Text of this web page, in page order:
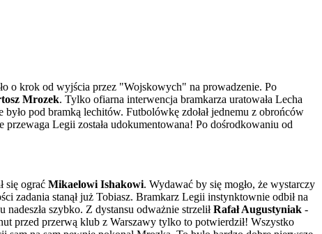
o krok od wyjścia przez "Wojskowych" na prowadzenie. Po
Mrozek. Tylko ofiarna interwencja bramkarza uratowała Lecha
pod bramką lechitów. Futbolówkę zdołał jednemu z obrońców
przewaga Legii została udokumentowana! Po dośrodkowaniu od
się ograć Mikaelowi Ishakowi. Wydawać by się mogło, że wystarczy
zadania stanął już Tobiasz. Bramkarz Legii instynktownie odbił na
szybko. Z dystansu odważnie strzeliłRafał Augustyniak -
przed przerwą klub z Warszawy tylko to potwierdził! Wszystko